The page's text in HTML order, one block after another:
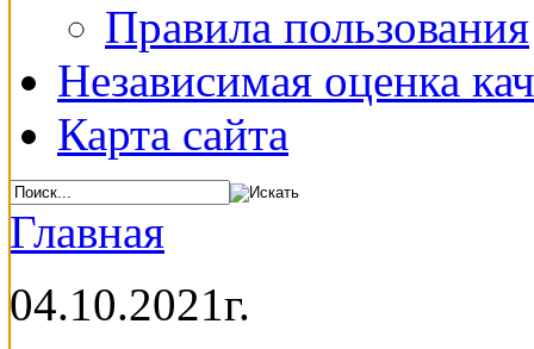
Правила пользования
Независимая оценка
Карта сайта
Главная
04.10.2021г.